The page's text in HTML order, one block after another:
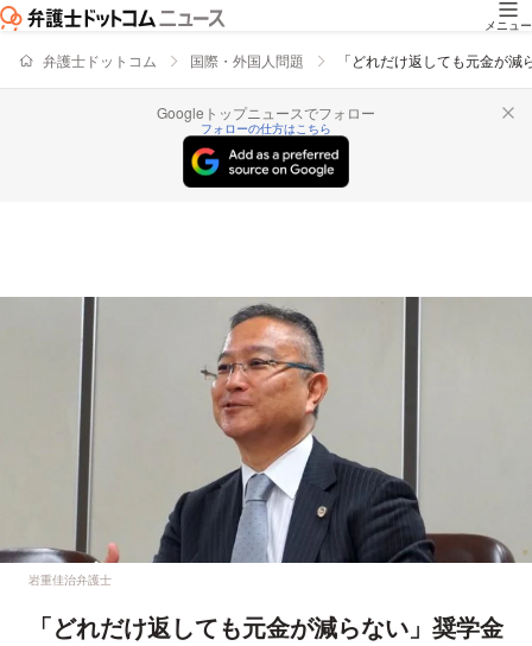
メニュー
弁護士ドットコム 国際・外国人問題 「どれだけ返しても元金が
Googleトップニュースでフォロー
フォローの仕方はこちら
岩重佳治弁護士
「どれだけ返しても元金が減らない」奨学金